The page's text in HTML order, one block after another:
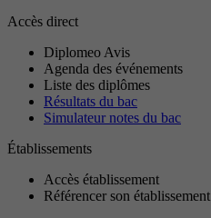
Accès direct
Diplomeo Avis
Agenda des événements
Liste des diplômes
Résultats du bac
Simulateur notes du bac
Établissements
Accès établissement
Référencer son établissement